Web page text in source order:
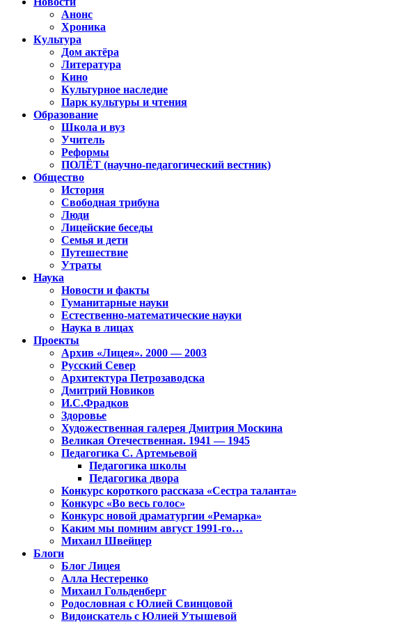
Анонс
Хроника
Культура
Дом актёра
Литература
Кино
Культурное наследие
Парк культуры и чтения
Образование
Школа и вуз
Учитель
Реформы
ПОЛЁТ (научно-педагогический вестник)
Общество
История
Свободная трибуна
Люди
Лицейские беседы
Семья и дети
Путешествие
Утраты
Наука
Новости и факты
Гуманитарные науки
Естественно-математические науки
Наука в лицах
Проекты
Архив «Лицея». 2000 — 2003
Русский Север
Архитектура Петрозаводска
Дмитрий Новиков
И.С.Фрадков
Здоровье
Художественная галерея Дмитрия Москина
Великая Отечественная. 1941 — 1945
Педагогика С. Артемьевой
Педагогика школы
Педагогика двора
Конкурс короткого рассказа «Сестра таланта»
Конкурс «Во весь голос»
Конкурс новой драматургии «Ремарка»
Каким мы помним август 1991-го…
Михаил Швейцер
Блоги
Блог Лицея
Алла Нестеренко
Михаил Гольденберг
Родословная с Юлией Свинцовой
Видоискатель с Юлией Утышевой